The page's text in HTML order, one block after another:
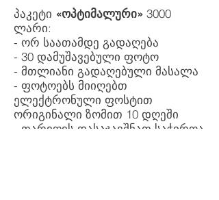
პაკეტი «ოპტიმალური» 3000
ლარი:
- ორ საათამდე გადაღება
- 30 დამუშავებული ფოტო
- მთლიანი გადაღებული მასალა
- ფოტოებს მიიღებთ
ელექტრონული ფოსტით
ორიგინალი ზომით 10 დღეში
- თარიღის დასაჯავშნათ საჭიროა